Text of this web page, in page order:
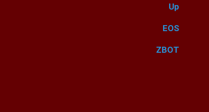
Up
EOS
ZBOT